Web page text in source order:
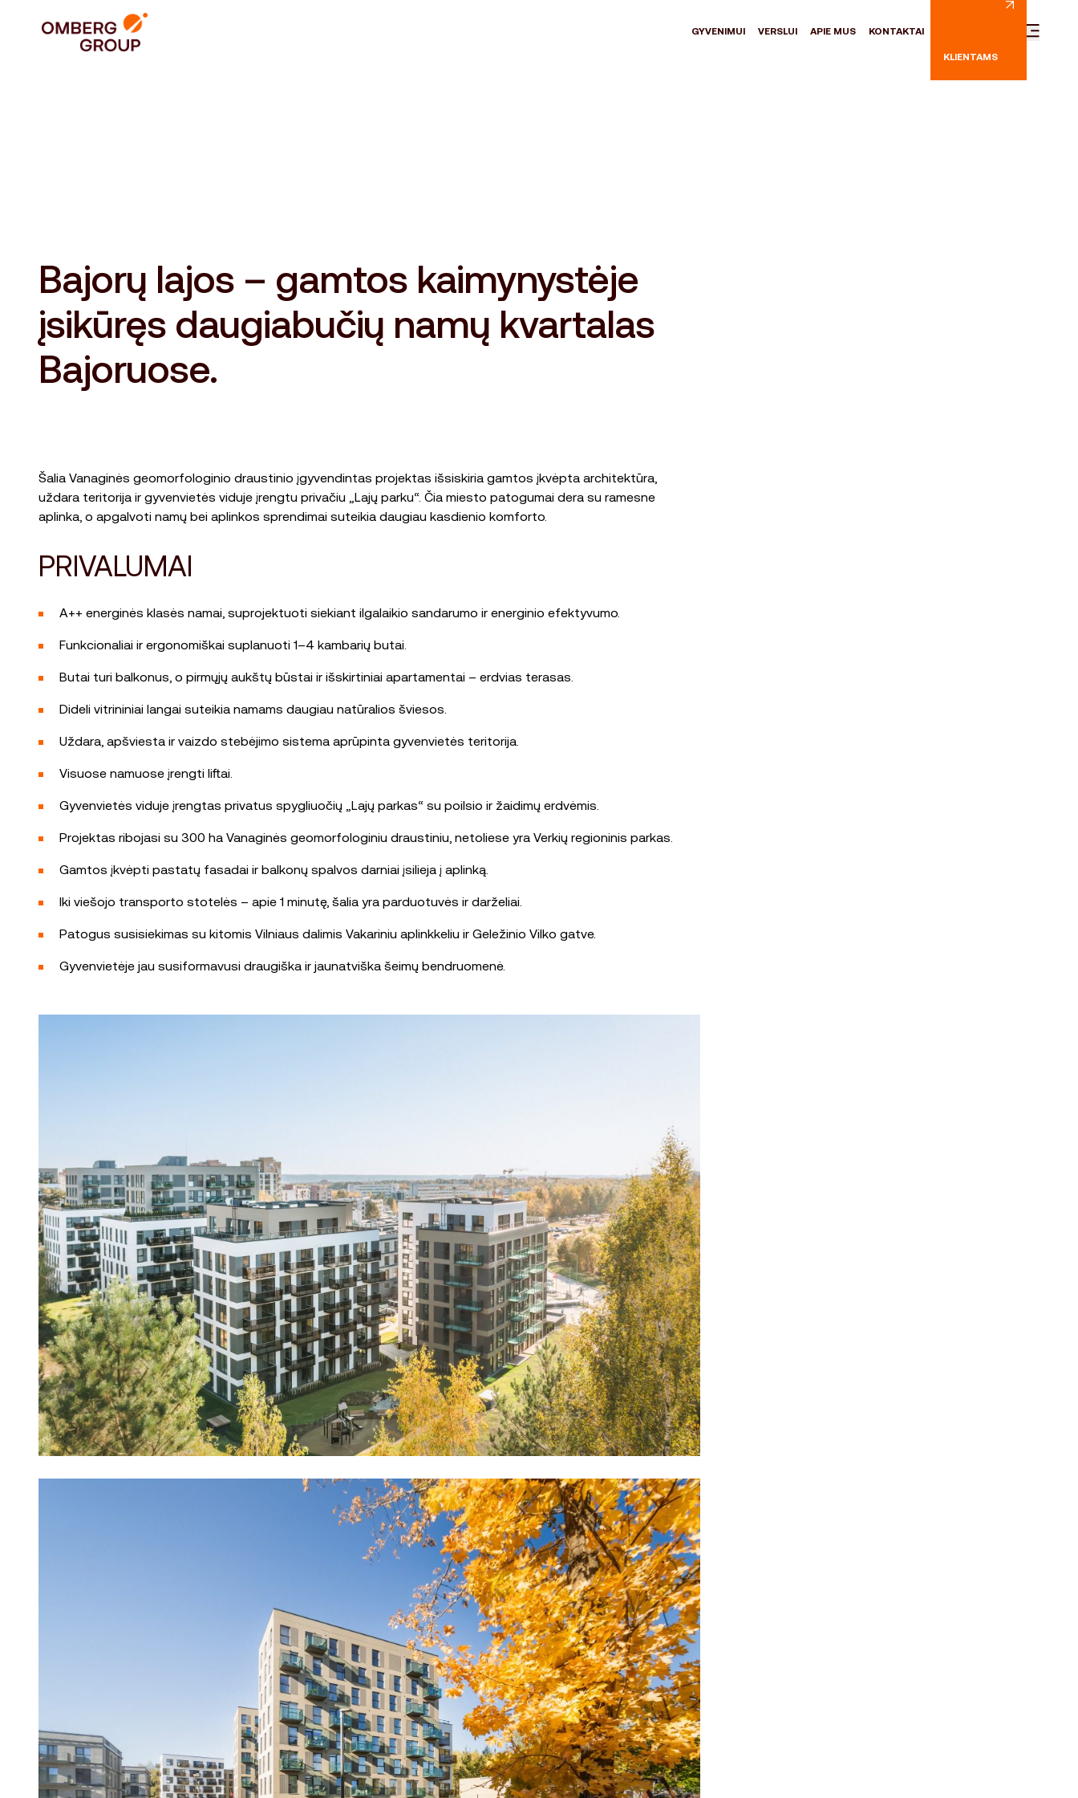
GYVENIMUI VERSLUI APIE MUS KONTAKTAI
KLIENTAMS
Bajorų lajos – gamtos kaimynystėje
įsikūręs daugiabučių namų kvartalas
Bajoruose.
Šalia Vanaginės geomorfologinio draustinio įgyvendintas projektas išsiskiria gamtos įkvėpta architektūra,
uždara teritorija ir gyvenvietės viduje įrengtu privačiu „Lajų parku“. Čia miesto patogumai dera su ramesne
aplinka, o apgalvoti namų bei aplinkos sprendimai suteikia daugiau kasdienio komforto.
PRIVALUMAI
A++ energinės klasės namai, suprojektuoti siekiant ilgalaikio sandarumo ir energinio efektyvumo.
Funkcionaliai ir ergonomiškai suplanuoti 1–4 kambarių butai.
Butai turi balkonus, o pirmųjų aukštų būstai ir išskirtiniai apartamentai – erdvias terasas.
Dideli vitrininiai langai suteikia namams daugiau natūralios šviesos.
Uždara, apšviesta ir vaizdo stebėjimo sistema aprūpinta gyvenvietės teritorija.
Visuose namuose įrengti liftai.
Gyvenvietės viduje įrengtas privatus spygliuočių „Lajų parkas“ su poilsio ir žaidimų erdvėmis.
Projektas ribojasi su 300 ha Vanaginės geomorfologiniu draustiniu, netoliese yra Verkių regioninis parkas.
Gamtos įkvėpti pastatų fasadai ir balkonų spalvos darniai įsilieja į aplinką.
Iki viešojo transporto stotelės – apie 1 minutę, šalia yra parduotuvės ir darželiai.
Patogus susisiekimas su kitomis Vilniaus dalimis Vakariniu aplinkkeliu ir Geležinio Vilko gatve.
Gyvenvietėje jau susiformavusi draugiška ir jaunatviška šeimų bendruomenė.